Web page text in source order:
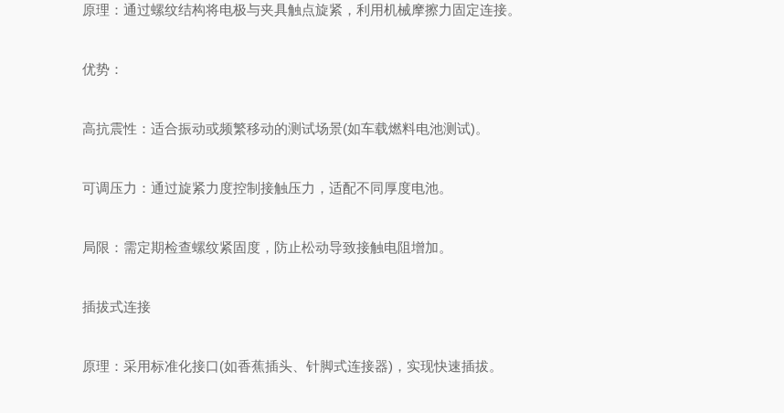
原理：通过螺纹结构将电极与夹具触点旋紧，利用机械摩擦力固定连接。
优势：
高抗震性：适合振动或频繁移动的测试场景(如车载燃料电池测试)。
可调压力：通过旋紧力度控制接触压力，适配不同厚度电池。
局限：需定期检查螺纹紧固度，防止松动导致接触电阻增加。
插拔式连接
原理：采用标准化接口(如香蕉插头、针脚式连接器)，实现快速插拔。